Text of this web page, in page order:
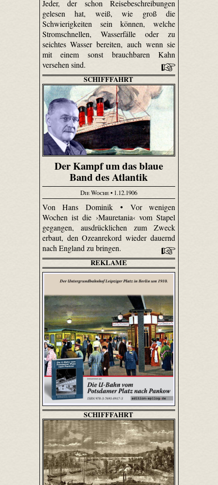
Jeder, der schon Reisebeschreibungen
gelesen hat, weiß, wie groß die
Schwierigkeiten sein können, welche
Stromschnellen, Wasserfälle oder zu
seichtes Wasser bereiten, auch wenn sie
mit einem sonst brauchbaren Kahn
versehen sind.
SCHIFFFAHRT
Der Kampf um das blaue
Band des Atlantik
Die Woche• 1.12.1906
Von Hans Dominik • Vor wenigen
Wochen ist die ›Mauretania‹ vom Stapel
gegangen, ausdrücklichen zum Zweck
erbaut, den Ozeanrekord wieder dauernd
nach England zu bringen.
REKLAME
SCHIFFFAHRT